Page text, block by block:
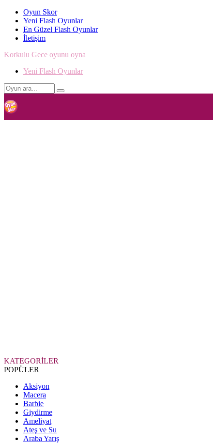
Oyun Skor
Yeni Flash Oyunlar
En Güzel Flash Oyunlar
İletişim
Korkulu Gece oyunu oyna
Yeni Flash Oyunlar
KATEGORİLER
POPÜLER
Aksiyon
Macera
Barbie
Giydirme
Ameliyat
Ateş ve Su
Araba Yarış